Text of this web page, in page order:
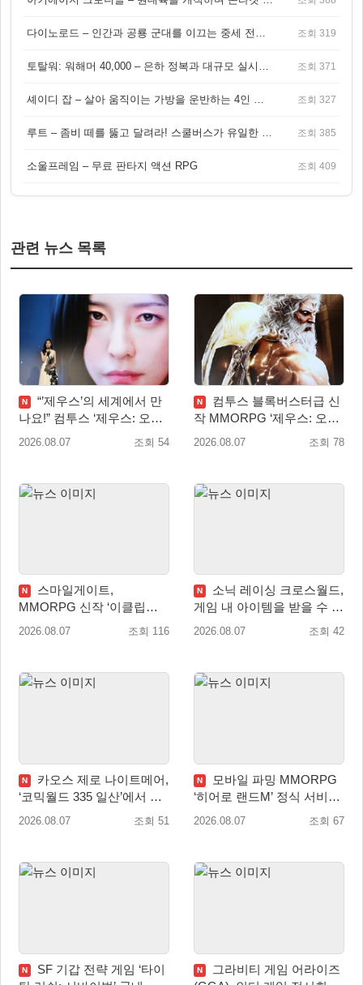
다이노로드 – 인간과 공룡 군대를 이끄는 중세 전략 액션 RPG 조회 319
토탈워: 워해머 40,000 – 은하 정복과 대규모 실시간 전투가 결합된 전략 게임! 조회 371
셰이디 잡 – 살아 움직이는 가방을 운반하는 4인 협동 물리 어드벤처 게임 조회 327
루트 – 좀비 떼를 뚫고 달려라! 스쿨버스가 유일한 집이 되는 4인 협동 생존 게임 조회 385
소울프레임 – 무료 판타지 액션 RPG 조회 409
관련 뉴스 목록
N
“’제우스’의 세계에서 만
나요!” 컴투스 ‘제우스: 오만
의 신’ 쇼케이스 찾은 배우
2026.08.07 조회 54
N
컴투스 블록버스터급 신
작 MMORPG ‘제우스: 오만
의 신’, 8월 26일 출시!
2026.08.07 조회 78
N
스마일게이트,
MMORPG 신작 ‘이클립스:
더 어웨이크닝’ 9월 10일 론
2026.08.07 조회 116
N
소닉 레이싱 크로스월드,
게임 내 아이템을 받을 수 있
는 ‘레전드 대회 라운드 7’ 개
2026.08.07 조회 42
N
카오스 제로 나이트메어,
‘코믹월드 335 일산’에서 이
용자 소통 예고
2026.08.07 조회 51
N
모바일 파밍 MMORPG
‘히어로 랜드M’ 정식 서비스
돌입
2026.08.07 조회 67
N
SF 기갑 전략 게임 ‘타이
N
그라비티 게임 어라이즈